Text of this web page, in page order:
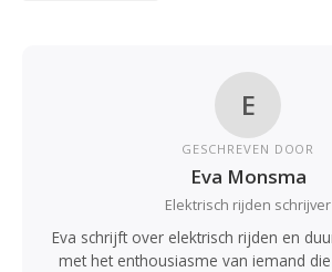
E
GESCHREVEN DOOR
Eva Monsma
Elektrisch rijden schrijver
Eva schrijft over elektrisch rijden en
met het enthousiasme van iemand